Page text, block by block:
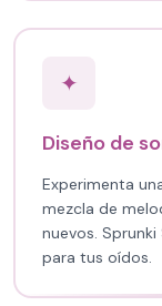
✦
Diseño de
Experimenta
mezcla de
nuevos.
para tus oídos.